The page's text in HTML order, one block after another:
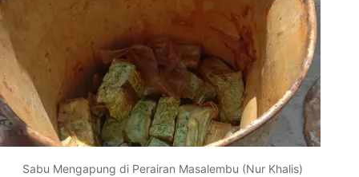
Sabu Mengapung di Perairan Masalembu (Nur Khalis)